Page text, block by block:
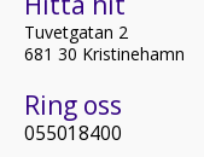
Tuvetgatan 2
681 30 Kristinehamn
Ring oss
055018400